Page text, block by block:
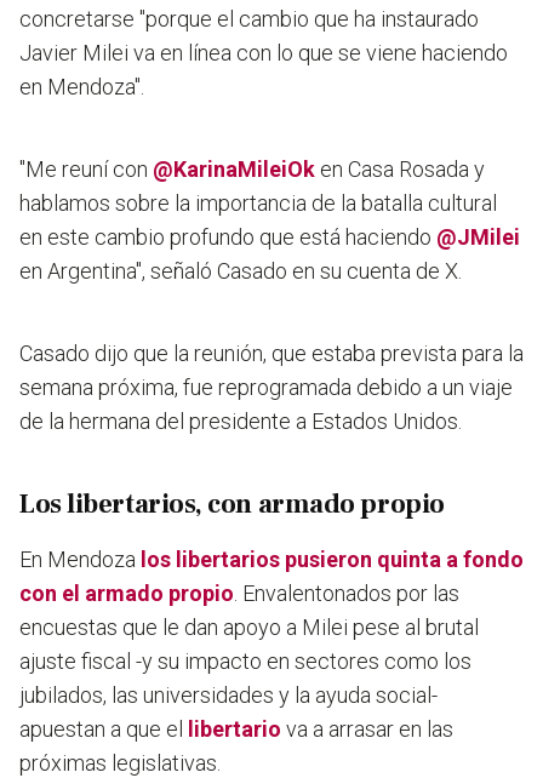
concretarse "porque el cambio que ha instaurado
Javier Milei va en línea con lo que se viene haciendo
en Mendoza".
"Me reuní con @KarinaMileiOk en Casa Rosada y
hablamos sobre la importancia de la batalla cultural
en este cambio profundo que está haciendo @JMilei
en Argentina", señaló Casado en su cuenta de X.
Casado dijo que la reunión, que estaba prevista para la
semana próxima, fue reprogramada debido a un viaje
de la hermana del presidente a Estados Unidos.
Los libertarios, con armado propio
En Mendoza los libertarios pusieron quinta a fondo
con el armado propio . Envalentonados por las
encuestas que le dan apoyo a Milei pese al brutal
ajuste fiscal -y su impacto en sectores como los
jubilados, las universidades y la ayuda social-
apuestan a que el
libertario va a arrasar en las
próximas legislativas.